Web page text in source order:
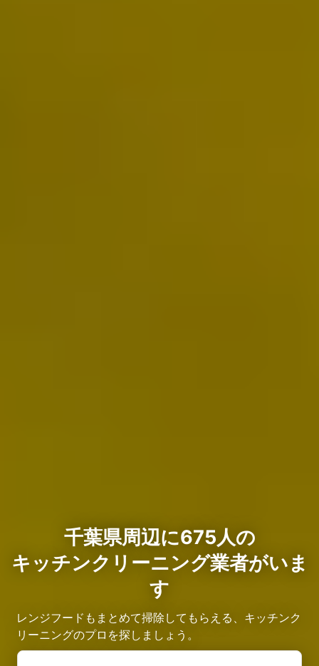
千葉県周辺に675人の
キッチンクリーニング業者がいま
す
レンジフードもまとめて掃除してもらえる、キッチンク
リーニングのプロを探しましょう。